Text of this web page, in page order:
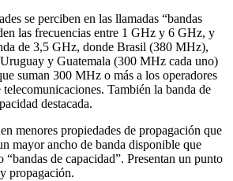
se perciben en las llamadas “bandas
las frecuencias entre 1 GHz y 6 GHz, y
de 3,5 GHz, donde Brasil (380 MHz),
y Guatemala (300 MHz cada uno)
suman 300 MHz o más a los operadores
También la banda de
destacada.
menores propiedades de propagación que
mayor ancho de banda disponible que
de capacidad”. Presentan un punto
propagación.